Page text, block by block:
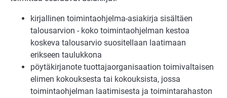
kirjallinen toimintaohjelma-asiakirja sisältäen
talousarvion - koko toimintaohjelman kestoa
koskeva talousarvio suositellaan laatimaan
erikseen taulukkona
pöytäkirjanote tuottajaorganisaation toimivaltaisen
elimen kokouksesta tai kokouksista, jossa
toimintaohjelman laatimisesta ja toimintarahaston